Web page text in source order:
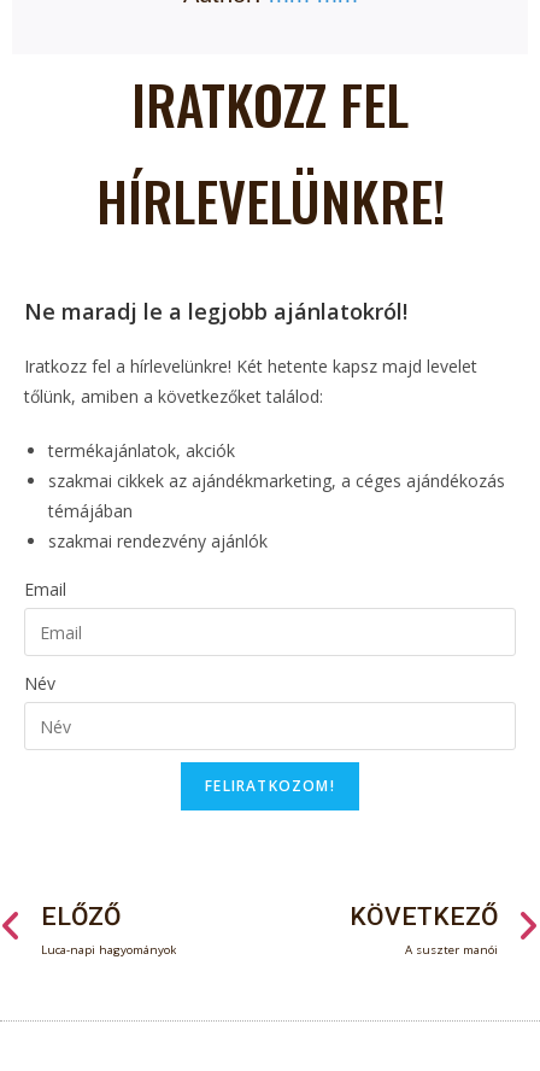
IRATKOZZ FEL
HÍRLEVELÜNKRE!
Ne maradj le a legjobb ajánlatokról!
Iratkozz fel a hírlevelünkre! Két hetente kapsz majd levelet
tőlünk, amiben a következőket találod:
termékajánlatok, akciók
szakmai cikkek az ajándékmarketing, a céges ajándékozás
témájában
szakmai rendezvény ajánlók
Email
Név
FELIRATKOZOM!
ELŐZŐ
Luca-napi hagyományok
KÖVETKEZŐ
A suszter manói